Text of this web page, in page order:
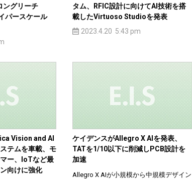
ングリーチ
パースケール
タム、RFIC設計に向けてAI技術を搭
載したVirtuoso Studioを発表
2023.4.20 5:43 pm
Vision and AI
テムを車載、モ
ー、IoTなど最
向けに強化
ケイデンスがAllegro X AIを発表、
TATを1/10以下に削減しPCB設計を
加速
Allegro X AIが小規模から中規模デザイン